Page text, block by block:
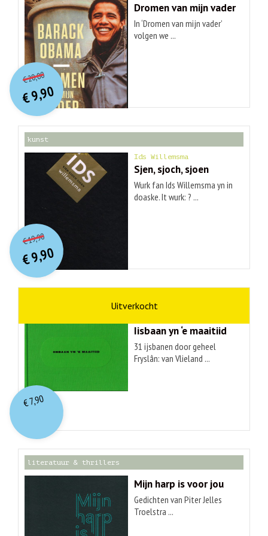
Dromen van mijn vader
In ‘Dromen van mijn vader’
volgen we ...
€20,00O
orspr
onkelijke
prijs
was:
€ 20,00.
€9,90
Huidige
prijs
is:
€ 9,90.
kunst
Ids Willemsma
Sjen, sjoch, sjoen
Wurk fan Ids Willemsma yn in
doaske. It wurk: ? ...
€19,90O
orspr
onkelijke
prijs
was:
€ 19,90.
€9,90
Huidige
prijs
is:
€ 9,90.
Iisbaan yn ‘e maaitiid
31 ijsbanen door geheel
Fryslân: van Vlieland ...
€7,90
literatuur & thrillers
Mijn harp is voor jou
Gedichten van Piter Jelles
Troelstra ...